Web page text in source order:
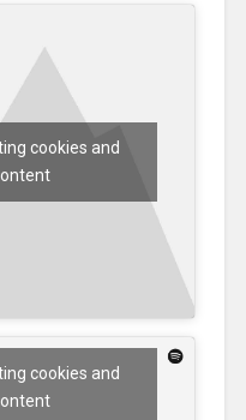
cookies and
cookies and